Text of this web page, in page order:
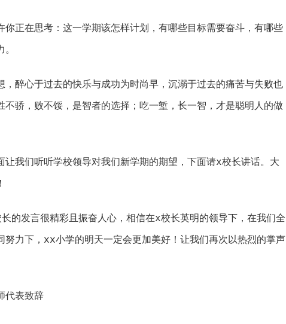
你正在思考：这一学期该怎样计划，有哪些目标需要奋斗，有哪些
，醉心于过去的快乐与成功为时尚早，沉溺于过去的痛苦与失败也
不骄，败不馁，是智者的选择；吃一堑，长一智，才是聪明人的做
让我们听听学校领导对我们新学期的期望，下面请x校长讲话。大
的发言很精彩且振奋人心，相信在x校长英明的领导下，在我们全
努力下，xx小学的明天一定会更加美好！让我们再次以热烈的掌声
代表致辞